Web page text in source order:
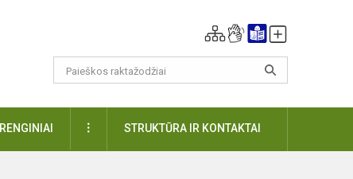
RENGINIAI DAUGIAUSTRUKTŪRA IR KONTAKTAI